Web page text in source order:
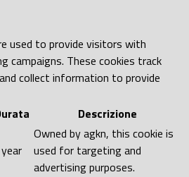
used to provide visitors with
campaigns. These cookies track
collect information to provide
Descrizione
Owned by agkn, this cookie is
used for targeting and
advertising purposes.